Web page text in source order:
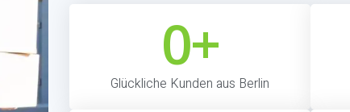
Glückliche Kunden aus Berlin
0+